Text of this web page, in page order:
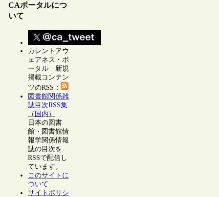
CAポータルにつ
いて
カレントアウ
ェアネス・ポ
ータル 新規
掲載コンテン
ツのRSS：
図書館関係雑
誌目次RSS集
（国内）
日本の図書
館・図書館情
報学関係情報
誌の目次を
RSSで配信し
ています。
このサイトに
ついて
サイトポリシ